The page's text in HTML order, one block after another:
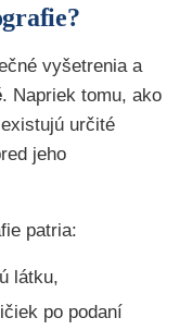
vyšetrenia a
. Napriek tomu, ako
určité
jeho
patria:
látku,
po podaní